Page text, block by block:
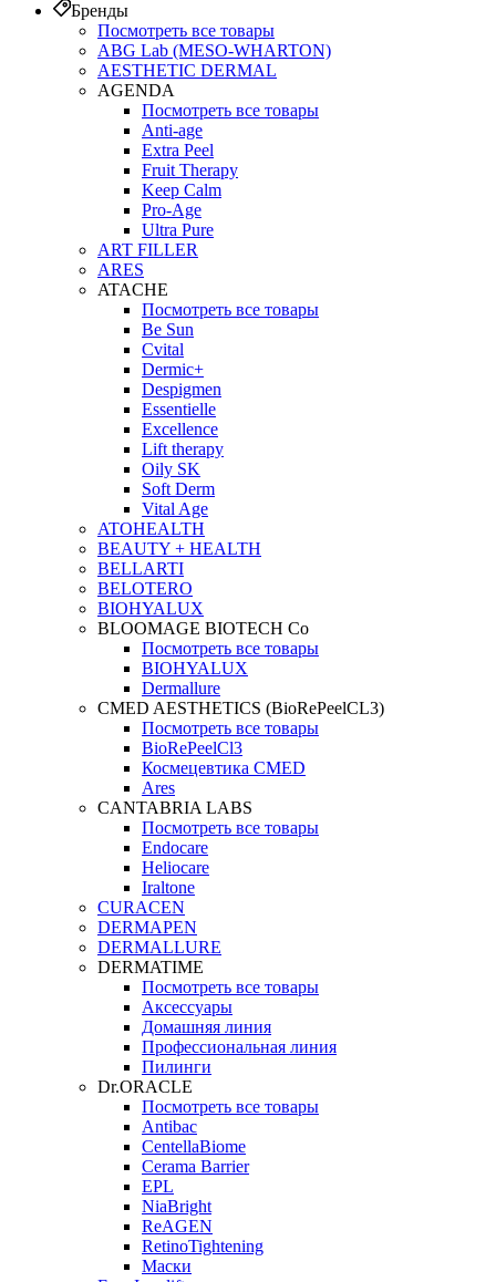
Бренды
Посмотреть все товары
ABG Lab (MESO-WHARTON)
AESTHETIC DERMAL
AGENDA
Посмотреть все товары
Anti-age
Extra Peel
Fruit Therapy
Keep Calm
Pro‑Age
Ultra Pure
ART FILLER
ARES
ATACHE
Посмотреть все товары
Be Sun
Cvital
Dermic+
Despigmen
Essentielle
Excellence
Lift therapy
Oily SK
Soft Derm
Vital Age
ATOHEALTH
BEAUTY + HEALTH
BELLARTI
BELOTERO
BIOHYALUX
BLOOMAGE BIOTECH Co
Посмотреть все товары
BIOHYALUX
Dermallure
CMED AESTHETICS (BioRePeelCL3)
Посмотреть все товары
BioRePeelCl3
Космецевтика CMED
Ares
CANTABRIA LABS
Посмотреть все товары
Endocare
Heliocare
Iraltone
CURACEN
DERMAPEN
DERMALLURE
DERMATIME
Посмотреть все товары
Аксессуары
Домашняя линия
Профессиональная линия
Пилинги
Dr.ORACLE
Посмотреть все товары
Antibac
CentellaBiome
Cerama Barrier
EPL
NiaBright
ReAGEN
RetinoTightening
Маски